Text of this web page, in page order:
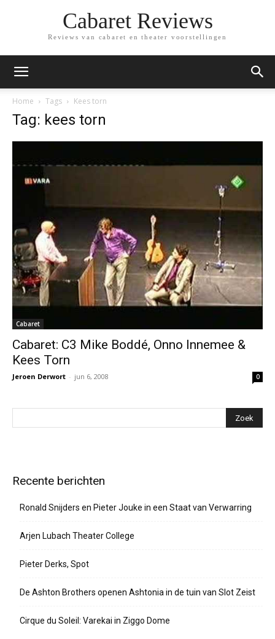
Cabaret Reviews
Reviews van cabaret en theater voorstellingen
Home Tags Kees torn
Tag: kees torn
Cabaret
Cabaret: C3 Mike Boddé, Onno Innemee &
Kees Torn
Jeroen Derwort - jun 6, 2008 0
Recente berichten
Ronald Snijders en Pieter Jouke in een Staat van Verwarring
Arjen Lubach Theater College
Pieter Derks, Spot
De Ashton Brothers openen Ashtonia in de tuin van Slot Zeist
Cirque du Soleil: Varekai in Ziggo Dome